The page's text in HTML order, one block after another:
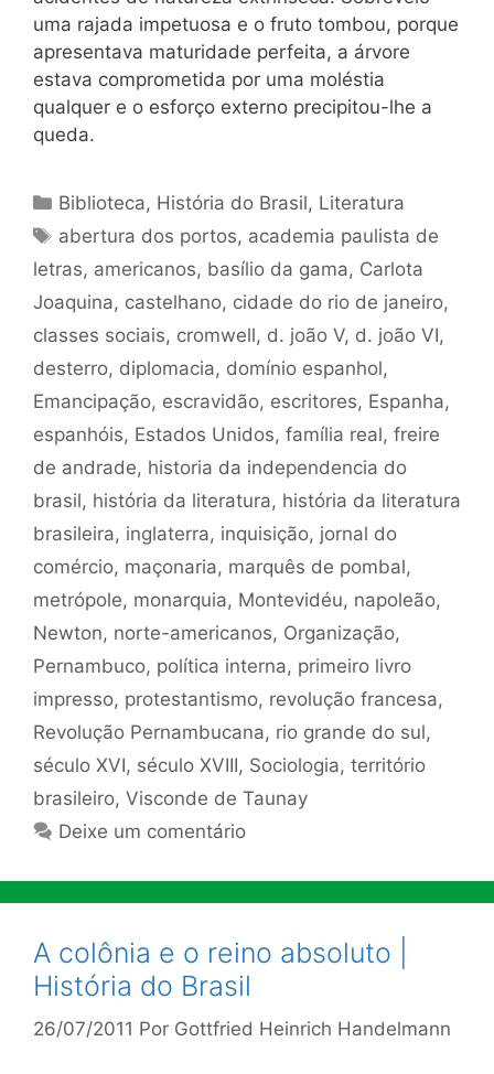
uma rajada impetuosa e o fruto tombou, porque
apresentava maturidade perfeita, a árvore
estava comprometida por uma moléstia
qualquer e o esforço externo precipitou-lhe a
queda.
Categorias
Biblioteca, História do Brasil, Literatura
Tags
abertura dos portos, academia paulista de
letras, americanos, basílio da gama, Carlota
Joaquina, castelhano, cidade do rio de janeiro,
classes sociais, cromwell, d. joão V, d. joão VI,
desterro, diplomacia, domínio espanhol,
Emancipação, escravidão, escritores, Espanha,
espanhóis, Estados Unidos, família real, freire
de andrade, historia da independencia do
brasil, história da literatura, história da literatura
brasileira, inglaterra, inquisição, jornal do
comércio, maçonaria, marquês de pombal,
metrópole, monarquia, Montevidéu, napoleão,
Newton, norte-americanos, Organização,
Pernambuco, política interna, primeiro livro
impresso, protestantismo, revolução francesa,
Revolução Pernambucana, rio grande do sul,
século XVI, século XVIII, Sociologia, território
brasileiro, Visconde de Taunay
Deixe um comentário
A colônia e o reino absoluto |
História do Brasil
26/07/2011 Por Gottfried Heinrich Handelmann